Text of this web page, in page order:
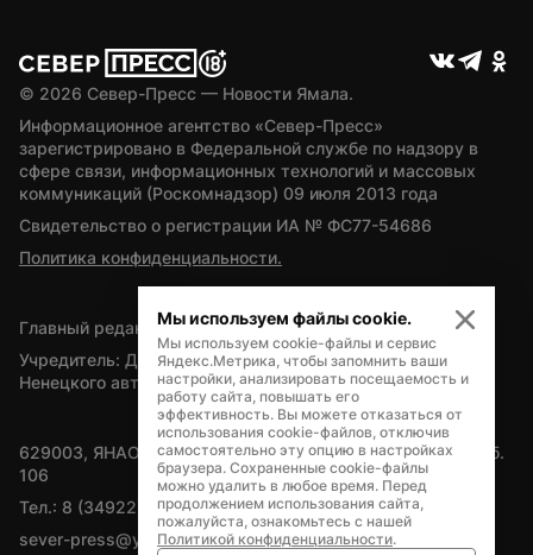
© 2026 Север-Пресс — Новости Ямала.
Информационное агентство «Север-Пресс»
зарегистрировано в Федеральной службе по надзору в
сфере связи, информационных технологий и массовых
коммуникаций (Роскомнадзор) 09 июля 2013 года
Свидетельство о регистрации ИА № ФС77-54686
Политика конфиденциальности.
Главный редактор — А.Л. Поздеев
Учредитель: Департамент внутренней политики Ямало-
Ненецкого автономного округа
629003, ЯНАО, Салехард, мкр. Богдана Кнунянца, д.1, каб.
106
Тел.: 8 (34922) 71262
sever-press@yamal-media.ru
Мы используем файлы cookie.
Мы используем cookie-файлы и сервис
Яндекс.Метрика, чтобы запомнить ваши
настройки, анализировать посещаемость и
работу сайта, повышать его
эффективность. Вы можете отказаться от
использования cookie-файлов, отключив
самостоятельно эту опцию в настройках
браузера. Сохраненные cookie-файлы
можно удалить в любое время. Перед
продолжением использования сайта,
пожалуйста, ознакомьтесь с нашей
Политикой конфиденциальности.